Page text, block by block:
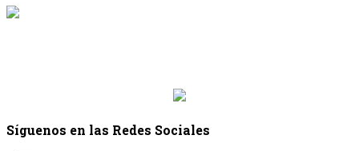
Síguenos en las Redes Sociales